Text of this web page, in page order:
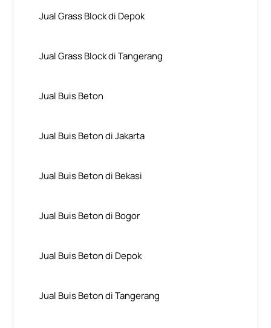
Jual Grass Block di Depok
Jual Grass Block di Tangerang
Jual Buis Beton
Jual Buis Beton di Jakarta
Jual Buis Beton di Bekasi
Jual Buis Beton di Bogor
Jual Buis Beton di Depok
Jual Buis Beton di Tangerang